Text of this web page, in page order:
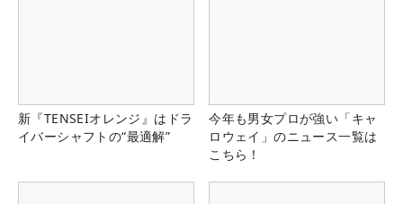
新『TENSEIオレンジ』はドラ
イバーシャフトの“最適解”
今年も男女プロが強い「キャ
ロウェイ」のニュース一覧は
こちら！